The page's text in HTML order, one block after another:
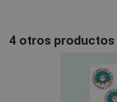
4 otros productos